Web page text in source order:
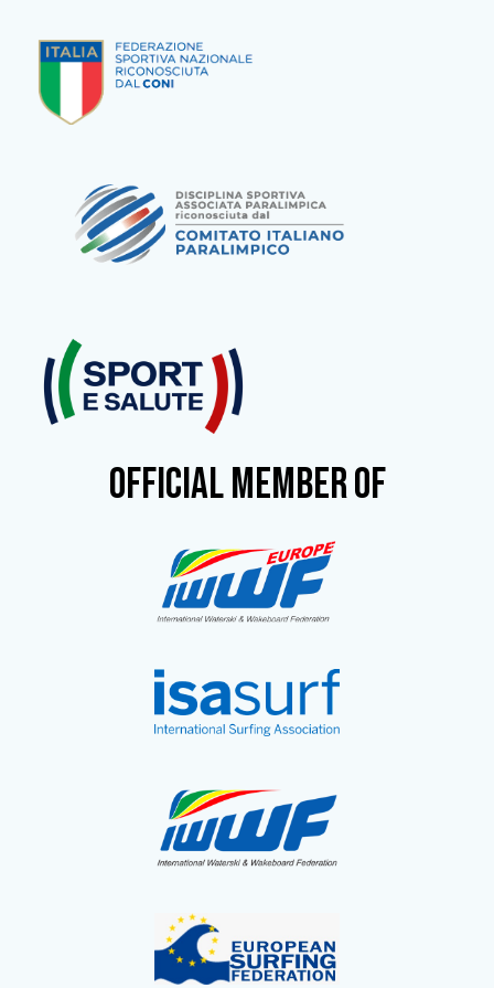
OFFICIAL MEMBER OF